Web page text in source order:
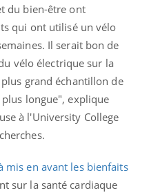
du bien-être ont
qui ont utilisé un vélo
Il serait bon de
vélo électrique sur la
grand échantillon de
longue", explique
à l'University College
mis en avant les bienfaits
sur la santé cardiaque